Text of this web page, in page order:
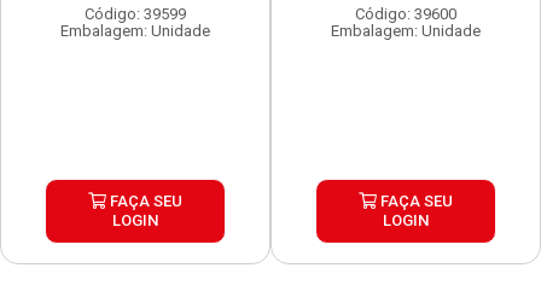
Código: 39599
Embalagem: Unidade
FAÇA SEU
LOGIN
Código: 39600
Embalagem: Unidade
FAÇA SEU
LOGIN